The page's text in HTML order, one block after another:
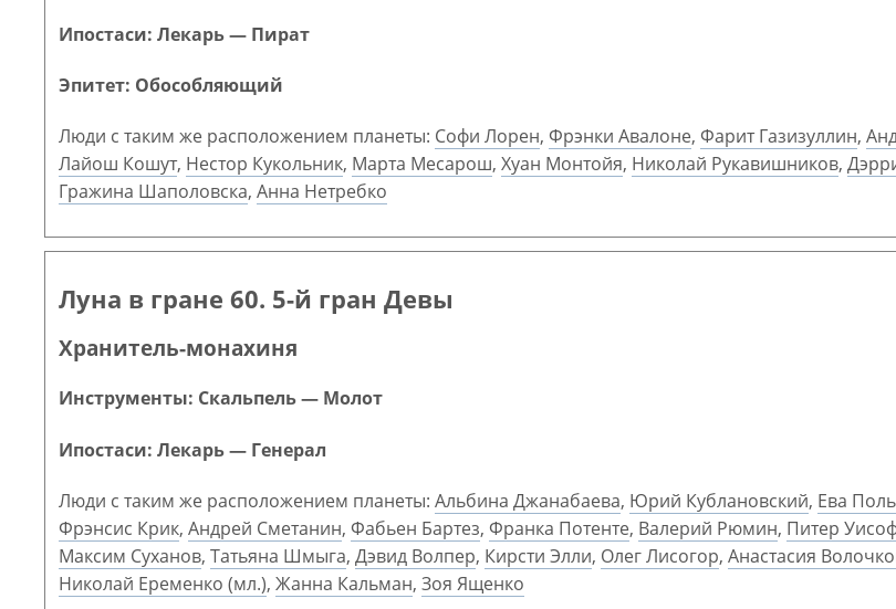
Ипостаси: Лекарь — Пират
Эпитет: Обособляющий
Люди с таким же расположением планеты: Софи Лорен, Фрэнки Авалоне, Фарит Газизуллин,
Лайош Кошут, Нестор Кукольник, Марта Месарош, Хуан Монтойя, Николай Рукавишников,
Гражина Шаполовска, Анна Нетребко
Луна в гране 60. 5-й гран Девы
Хранитель-монахиня
Инструменты: Скальпель — Молот
Ипостаси: Лекарь — Генерал
Люди с таким же расположением планеты: Альбина Джанабаева, Юрий Кублановский, Ева
Фрэнсис Крик, Андрей Сметанин, Фабьен Бартез, Франка Потенте, Валерий Рюмин, Питер
Максим Суханов, Татьяна Шмыга, Дэвид Волпер, Кирсти Элли, Олег Лисогор, Анастасия
Николай Еременко (мл.), Жанна Кальман, Зоя Ященко